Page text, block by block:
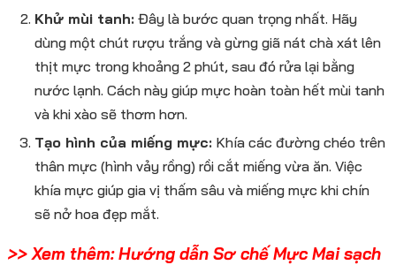
Khử mùi tanh:Đây là bước quan trọng nhất. Hãy
dùng một chút rượu trắng và gừng giã nát chà xát lên
thịt mực trong khoảng 2 phút, sau đó rửa lại bằng
nước lạnh. Cách này giúp mực hoàn toàn hết mùi tanh
và khi xào sẽ thơm hơn.
Tạo hình của miếng mực:Khía các đường chéo trên
thân mực (hình vảy rồng) rồi cắt miếng vừa ăn. Việc
khía mực giúp gia vị thấm sâu và miếng mực khi chín
sẽ nở hoa đẹp mắt.
>> Xem thêm:Hướng dẫn Sơ chế Mực Mai sạch